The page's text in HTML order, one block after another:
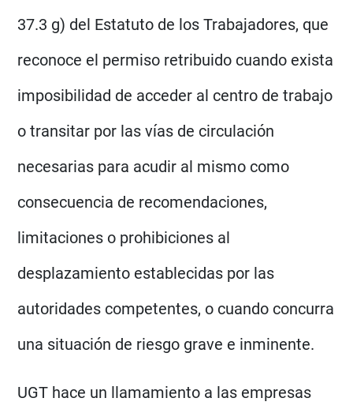
37.3 g) del Estatuto de los Trabajadores, que
reconoce el permiso retribuido cuando exista
imposibilidad de acceder al centro de trabajo
o transitar por las vías de circulación
necesarias para acudir al mismo como
consecuencia de recomendaciones,
limitaciones o prohibiciones al
desplazamiento establecidas por las
autoridades competentes, o cuando concurra
una situación de riesgo grave e inminente.
UGT hace un llamamiento a las empresas